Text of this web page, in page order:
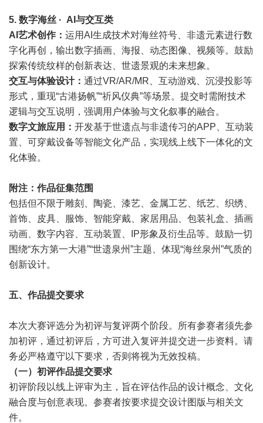
5. 数字海丝 · AI与交互类
AI艺术创作： 运用AI生成技术对海丝符号、非遗元素进行数
字化再创，输出数字插画、海报、动态图像、视频等。鼓励
探索传统纹样的创新表达、世遗景观的未来想象。
交互与体验设计： 通过VR/AR/MR、互动游戏、沉浸投影等
形式，重现“古港扬帆”“祈风仪典”等场景。提交时需附技术
逻辑与交互说明，强调用户体验与文化叙事的融合。
数字文旅应用： 开发基于世遗点与非遗传习的APP、互动装
置、可穿戴设备等智能文化产品，实现线上线下一体化的文
化体验。
附注：作品征集范围
包括但不限于雕刻、陶瓷、漆艺、金属工艺、纸艺、织绣、
首饰、皮具、服饰、智能穿戴、家居用品、包装礼盒、插画
动画、数字内容、互动装置、IP形象及衍生品等。鼓励一切
围绕“东方第一大港”“世遗泉州”主题、体现“海丝泉州”气质的
创新设计。
五、作品提交要求
本次大赛评选分为初评与复评两个阶段。所有参赛者须先参
加初评，通过初评后，方可进入复评并提交进一步资料。请
务必严格遵守以下要求，否则将视为无效投稿。
（一）初评作品提交要求
初评阶段以线上评审为主，旨在评估作品的设计概念、文化
融合度与创意表现。参赛者按要求提交设计图版与相关文
件。